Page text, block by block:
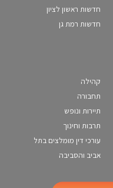
חדשות ראשון לציון
חדשות רמת גן
קהילה
תחבורה
תיירות ונופש
תרבות וחינוך
עורכי דין מומלצים בתל
אביב והסביבה